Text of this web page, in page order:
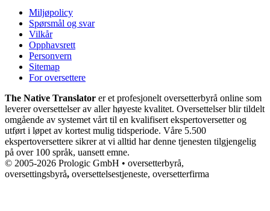
Miljøpolicy
Spørsmål og svar
Vilkår
Opphavsrett
Personvern
Sitemap
For oversettere
The Native Translator er et profesjonelt oversetterbyrå online som
leverer oversettelser av aller høyeste kvalitet. Oversettelser blir tildelt
omgående av systemet vårt til en kvalifisert ekspertoversetter og
utført i løpet av kortest mulig tidsperiode. Våre 5.500
ekspertoversettere sikrer at vi alltid har denne tjenesten tilgjengelig
på over 100 språk, uansett emne.
© 2005-2026 Prologic GmbH • oversetterbyrå,
oversettingsbyrå, oversettelsestjeneste, oversetterfirma